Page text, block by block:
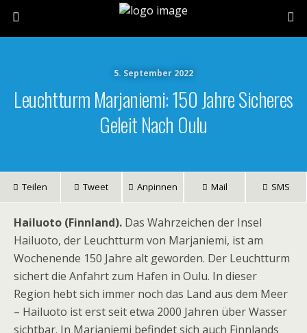
5. September 2022
Leuchtturm Marjaniemi: 150 Jahre Sicheres
Geleit Nach Oulu
Teilen Tweet Anpinnen Mail SMS
Hailuoto (Finnland). Das Wahrzeichen der Insel
Hailuoto, der Leuchtturm von Marjaniemi, ist am
Wochenende 150 Jahre alt geworden. Der Leuchtturm
sichert die Anfahrt zum Hafen in Oulu. In dieser
Region hebt sich immer noch das Land aus dem Meer
– Hailuoto ist erst seit etwa 2000 Jahren über Wasser
sichtbar. In Marjaniemi befindet sich auch Finnlands